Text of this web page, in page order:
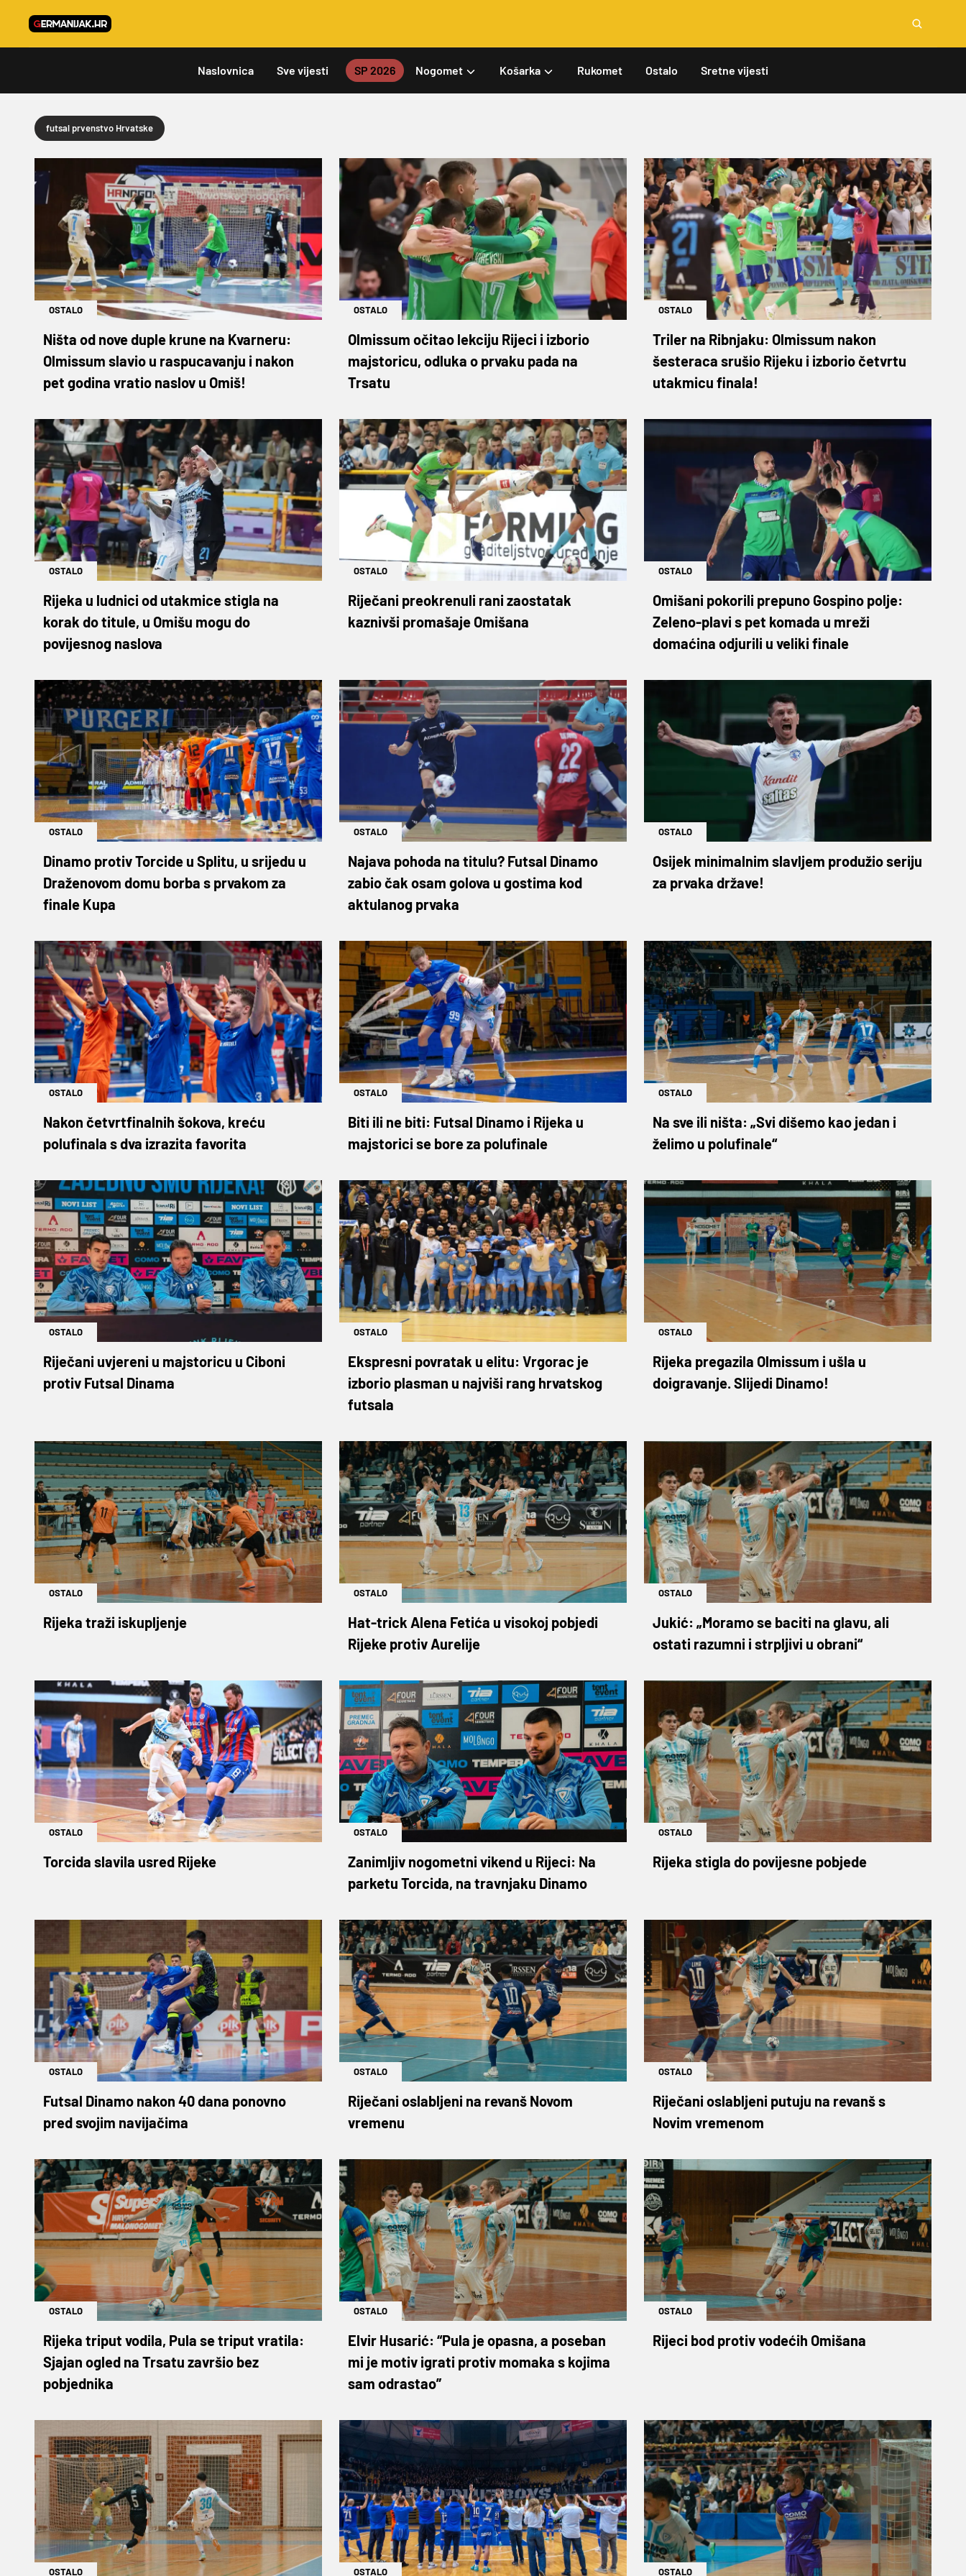
Naslovnica Sve vijesti SP 2026 Nogomet Košarka Rukomet Ostalo Sretne vijesti
futsal prvenstvo Hrvatske
OSTALO
Ništa od nove duple krune na Kvarneru:
Olmissum slavio u raspucavanju i nakon
pet godina vratio naslov u Omiš!
OSTALO
Olmissum očitao lekciju Rijeci i izborio
majstoricu, odluka o prvaku pada na
Trsatu
OSTALO
Triler na Ribnjaku: Olmissum nakon
šesteraca srušio Rijeku i izborio četvrtu
utakmicu finala!
OSTALO
Rijeka u ludnici od utakmice stigla na
korak do titule, u Omišu mogu do
povijesnog naslova
OSTALO
Riječani preokrenuli rani zaostatak
kaznivši promašaje Omišana
OSTALO
Omišani pokorili prepuno Gospino polje:
Zeleno-plavi s pet komada u mreži
domaćina odjurili u veliki finale
OSTALO
Dinamo protiv Torcide u Splitu, u srijedu u
Draženovom domu borba s prvakom za
finale Kupa
OSTALO
Najava pohoda na titulu? Futsal Dinamo
zabio čak osam golova u gostima kod
aktulanog prvaka
OSTALO
Osijek minimalnim slavljem produžio seriju
za prvaka države!
OSTALO
Nakon četvrtfinalnih šokova, kreću
polufinala s dva izrazita favorita
OSTALO
Biti ili ne biti: Futsal Dinamo i Rijeka u
majstorici se bore za polufinale
OSTALO
Na sve ili ništa: „Svi dišemo kao jedan i
želimo u polufinale“
OSTALO
Riječani uvjereni u majstoricu u Ciboni
protiv Futsal Dinama
OSTALO
Ekspresni povratak u elitu: Vrgorac je
izborio plasman u najviši rang hrvatskog
futsala
OSTALO
Rijeka pregazila Olmissum i ušla u
doigravanje. Slijedi Dinamo!
OSTALO
Rijeka traži iskupljenje
OSTALO
Hat-trick Alena Fetića u visokoj pobjedi
Rijeke protiv Aurelije
OSTALO
Jukić: „Moramo se baciti na glavu, ali
ostati razumni i strpljivi u obrani“
OSTALO
Torcida slavila usred Rijeke
OSTALO
Zanimljiv nogometni vikend u Rijeci: Na
parketu Torcida, na travnjaku Dinamo
OSTALO
Rijeka stigla do povijesne pobjede
OSTALO
Futsal Dinamo nakon 40 dana ponovno
pred svojim navijačima
OSTALO
Riječani oslabljeni na revanš Novom
vremenu
OSTALO
Riječani oslabljeni putuju na revanš s
Novim vremenom
OSTALO
Rijeka triput vodila, Pula se triput vratila:
Sjajan ogled na Trsatu završio bez
pobjednika
OSTALO
Elvir Husarić: “Pula je opasna, a poseban
mi je motiv igrati protiv momaka s kojima
sam odrastao”
OSTALO
Rijeci bod protiv vodećih Omišana
OSTALO OSTALO OSTALO